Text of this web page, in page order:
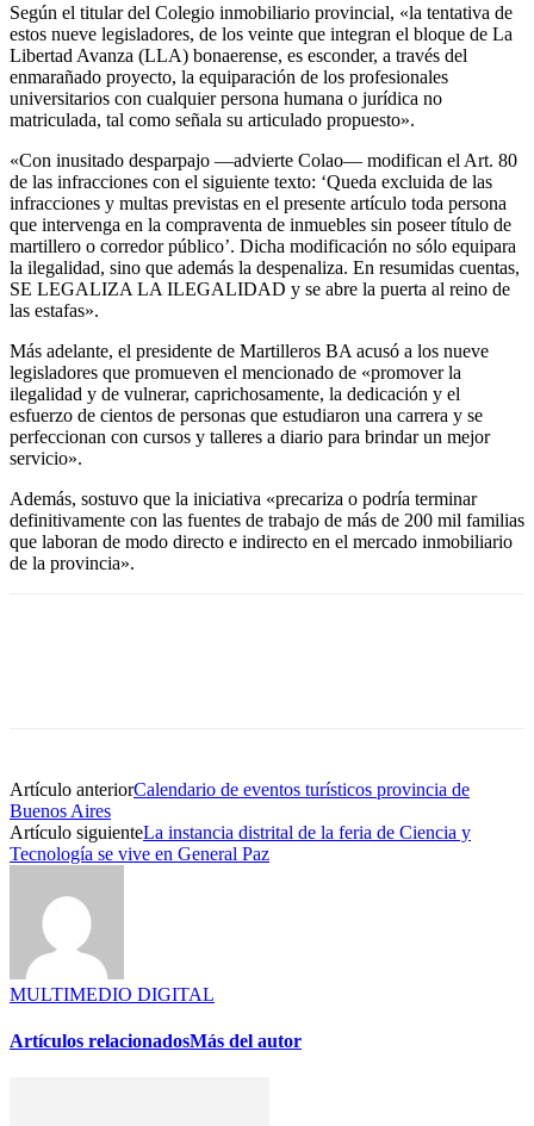
Según el titular del Colegio inmobiliario provincial, «la tentativa de
estos nueve legisladores, de los veinte que integran el bloque de La
Libertad Avanza (LLA) bonaerense, es esconder, a través del
enmarañado proyecto, la equiparación de los profesionales
universitarios con cualquier persona humana o jurídica no
matriculada, tal como señala su articulado propuesto».
«Con inusitado desparpajo —advierte Colao— modifican el Art. 80
de las infracciones con el siguiente texto: ‘Queda excluida de las
infracciones y multas previstas en el presente artículo toda persona
que intervenga en la compraventa de inmuebles sin poseer título de
martillero o corredor público’. Dicha modificación no sólo equipara
la ilegalidad, sino que además la despenaliza. En resumidas cuentas,
SE LEGALIZA LA ILEGALIDAD y se abre la puerta al reino de
las estafas».
Más adelante, el presidente de Martilleros BA acusó a los nueve
legisladores que promueven el mencionado de «promover la
ilegalidad y de vulnerar, caprichosamente, la dedicación y el
esfuerzo de cientos de personas que estudiaron una carrera y se
perfeccionan con cursos y talleres a diario para brindar un mejor
servicio».
Además, sostuvo que la iniciativa «precariza o podría terminar
definitivamente con las fuentes de trabajo de más de 200 mil familias
que laboran de modo directo e indirecto en el mercado inmobiliario
de la provincia».
Artículo anteriorCalendario de eventos turísticos provincia de
Buenos Aires
Artículo siguienteLa instancia distrital de la feria de Ciencia y
Tecnología se vive en General Paz
MULTIMEDIO DIGITAL
Artículos relacionadosMás del autor